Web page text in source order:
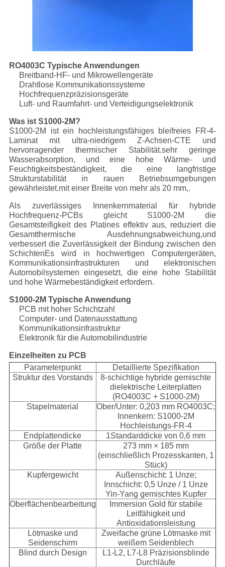
RO4003C Typische Anwendungen
Breitband-HF- und Mikrowellengeräte
Drahtlose Kommunikationssysteme
Hochfrequenzpräzisionsgeräte
Luft- und Raumfahrt- und Verteidigungselektronik
Was ist S1000-2M?
S1000-2M ist ein hochleistungsfähiges bleifreies FR-4-
Laminat mit ultra-niedrigem Z-Achsen-CTE und
hervorragender thermischer Stabilität.sehr geringe
Wasserabsorption, und eine hohe Wärme- und
Feuchtigkeitsbeständigkeit, die eine langfristige
Strukturstabilität in rauen Betriebsumgebungen
gewährleistet.mit einer Breite von mehr als 20 mm,.
Als zuverlässiges Innenkernmaterial für hybride
Hochfrequenz-PCBs gleicht S1000-2M die
Gesamtsteifigkeit des Platines effektiv aus, reduziert die
Gesamtthermische Ausdehnungsabweichung,und
verbessert die Zuverlässigkeit der Bindung zwischen den
SchichtenEs wird in hochwertigen Computergeräten,
Kommunikationsinfrastrukturen und elektronischen
Automobilsystemen eingesetzt, die eine hohe Stabilität
und hohe Wärmebeständigkeit erfordern.
S1000-2M Typische Anwendung
PCB mit hoher Schichtzahl
Computer- und Datenausstattung
Kommunikationsinfrastruktur
Elektronik für die Automobilindustrie
Einzelheiten zu PCB
Parameterpunkt
Detaillierte Spezifikation
Struktur des Vorstands
8-schichtige hybride gemischte
dielektrische Leiterplatten
(RO4003C + S1000-2M)
Stapelmaterial
Ober/Unter: 0,203 mm RO4003C;
Innenkern: S1000-2M
Hochleistungs-FR-4
Endplattendicke
1Standarddicke von 0,6 mm
Größe der Platte
273 mm × 185 mm
(einschließlich Prozesskanten, 1
Stück)
Kupfergewicht
Außenschicht: 1 Unze;
Innschicht: 0,5 Unze / 1 Unze
Yin-Yang gemischtes Kupfer
Oberflächenbearbeitung
Immersion Gold für stabile
Leitfähigkeit und
Antioxidationsleistung
Lötmaske und
Seidenschirm
Zweifache grüne Lötmaske mit
weißem Seidenblech
Blind durch Design
L1-L2, L7-L8 Präzisionsblinde
Durchläufe